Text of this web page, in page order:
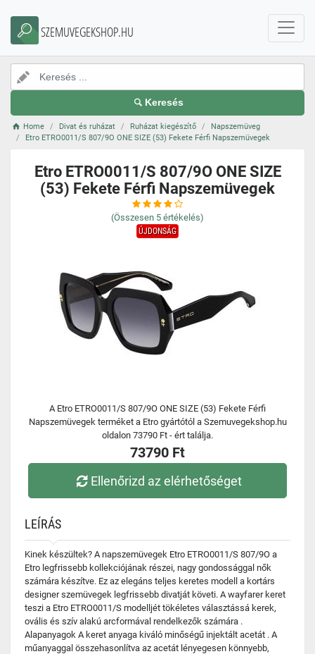
SZEMUVEGEKSHOP.HU
Keresés
Home Divat és ruházat Ruházat kiegészítő
Napszemüveg
Etro ETRO0011/S 807/9O ONE SIZE (53) Fekete Férfi Napszemüvegek
Etro ETRO0011/S 807/9O ONE SIZE
(53) Fekete Férfi Napszemüvegek
(Összesen 5 értékelés)
ÚJDONSÁG
A Etro ETRO0011/S 807/9O ONE SIZE (53) Fekete Férfi
Napszemüvegek terméket a Etro gyártótól a Szemuvegekshop.hu
oldalon 73790 Ft - ért találja.
73790 Ft
Ellenőrizd az elérhetőséget
LEÍRÁS
Kinek készültek? A napszemüvegek Etro ETRO0011/S 807/9O a
Etro legfrissebb kollekciójának részei, nagy gondossággal nők
számára készítve. Ez az elegáns teljes keretes modell a kortárs
designer szemüvegek legfrissebb divatját követi. A wayfarer keret
teszi a Etro ETRO0011/S modelljét tökéletes választássá kerek,
ovális és szív alakú arcformával rendelkezők számára .
Alapanyagok A keret anyaga kiváló minőségű injektált acetát . A
műanyaggal összehasonlítva az acetát lényegesen könnyebb,